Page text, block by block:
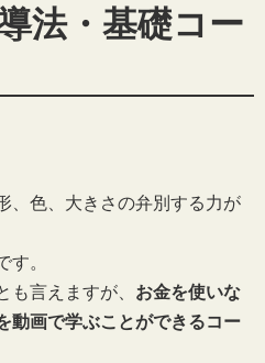
法・基礎コー
、色、大きさの弁別する力が
。
言えますが、 お金を使いな
動画で学ぶことができるコー